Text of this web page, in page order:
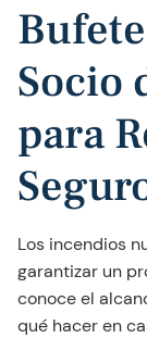
Socio
para
Los incendios
garantizar un
conoce el
qué hacer en